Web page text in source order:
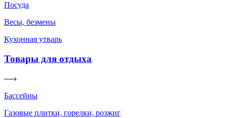
Посуда
Весы, безмены
Кухонная утварь
Товары для отдыха
Бассейны
Газовые плитки, горелки, розжиг